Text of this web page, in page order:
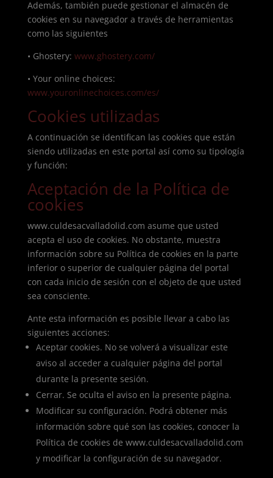
Además, también puede gestionar el almacén de
cookies en su navegador a través de herramientas
como las siguientes
• Ghostery: www.ghostery.com/
• Your online choices:
www.youronlinechoices.com/es/
Cookies utilizadas
A continuación se identifican las cookies que están
siendo utilizadas en este portal así como su tipología
y función:
Aceptación de la Política de
cookies
www.culdesacvalladolid.com asume que usted
acepta el uso de cookies. No obstante, muestra
información sobre su Política de cookies en la parte
inferior o superior de cualquier página del portal
con cada inicio de sesión con el objeto de que usted
sea consciente.
Ante esta información es posible llevar a cabo las
siguientes acciones:
Aceptar cookies. No se volverá a visualizar este
aviso al acceder a cualquier página del portal
durante la presente sesión.
Cerrar. Se oculta el aviso en la presente página.
Modificar su configuración. Podrá obtener más
información sobre qué son las cookies, conocer la
Política de cookies de www.culdesacvalladolid.com
y modificar la configuración de su navegador.